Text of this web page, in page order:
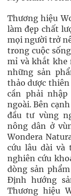
Thương hiệu
làm đẹp chất
mọi người trở
trong cuộc
mỉ và khắt khe
những sản
thảo dược
cần phải
ngoài. Bên
đầu tư vùng
nông dân ở
Wondera
cứu lâu dài và
nghiên cứu
dòng sản
Định hướng
Thương hiệu